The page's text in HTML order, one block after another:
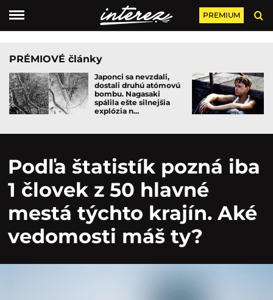
PREMIUM
PRÉMIOVÉ články
Japonci sa nevzdali,
dostali druhú atómovú
bombu. Nagasaki
spálila ešte silnejšia
explózia n...
Podľa štatistík pozná iba
1 človek z 50 hlavné
mestá týchto krajín. Aké
vedomosti máš ty?